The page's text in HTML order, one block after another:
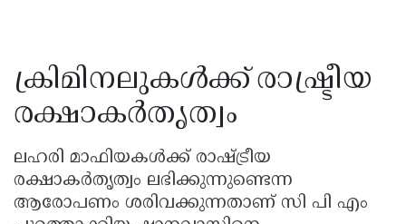
ക്രിമിനലുകൾക്ക് രാഷ്ട്രീയ
രക്ഷാകർതൃത്വം
ലഹരി മാഫിയകൾക്ക് രാഷ്ട്രീയ
രക്ഷാകർതൃത്വം ലഭിക്കുന്നുണ്ടെന്ന
ആരോപണം ശരിവക്കുന്നതാണ് സി പി എം